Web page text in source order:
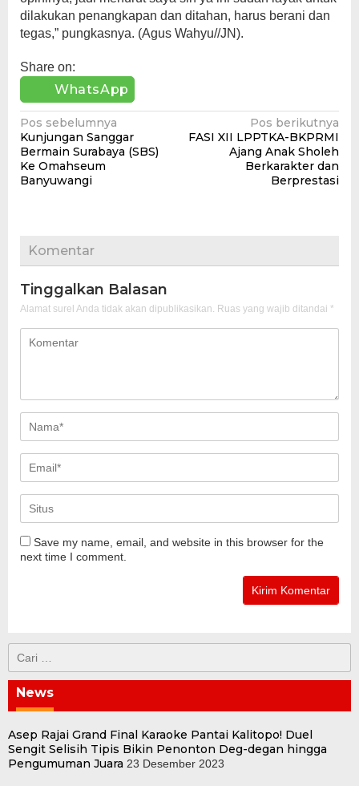
dilakukan penangkapan dan ditahan, harus berani dan
tegas,” pungkasnya. (Agus Wahyu//JN).
Share on:
WhatsApp
Navigasi
pos
Pos sebelumnya
Kunjungan Sanggar
Bermain Surabaya (SBS)
Ke Omahseum
Banyuwangi
Pos berikutnya
FASI XII LPPTKA-BKPRMI
Ajang Anak Sholeh
Berkarakter dan
Berprestasi
Komentar
Tinggalkan Balasan
Alamat surel Anda tidak akan dipublikasikan. Ruas yang wajib ditandai *
Save my name, email, and website in this browser for the
next time I comment.
untuk:
News
Asep Rajai Grand Final Karaoke Pantai Kalitopo! Duel
Sengit Selisih Tipis Bikin Penonton Deg-degan hingga
Pengumuman Juara 23 Desember 2023